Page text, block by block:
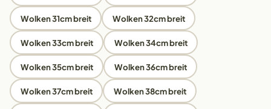
Wolken 31cm breit Wolken 32cm breit
Wolken 33cm breit Wolken 34cm breit
Wolken 35cm breit Wolken 36cm breit
Wolken 37cm breit Wolken 38cm breit